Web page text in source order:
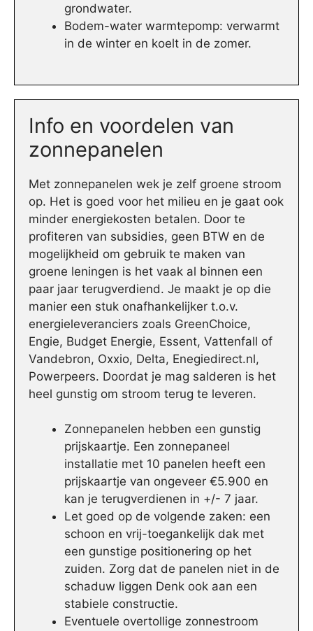
grondwater.
Bodem-water warmtepomp: verwarmt
in de winter en koelt in de zomer.
Info en voordelen van
zonnepanelen
Met zonnepanelen wek je zelf groene stroom
op. Het is goed voor het milieu en je gaat ook
minder energiekosten betalen. Door te
profiteren van subsidies, geen BTW en de
mogelijkheid om gebruik te maken van
groene leningen is het vaak al binnen een
paar jaar terugverdiend. Je maakt je op die
manier een stuk onafhankelijker t.o.v.
energieleveranciers zoals GreenChoice,
Engie, Budget Energie, Essent, Vattenfall of
Vandebron, Oxxio, Delta, Enegiedirect.nl,
Powerpeers. Doordat je mag salderen is het
heel gunstig om stroom terug te leveren.
Zonnepanelen hebben een gunstig
prijskaartje. Een zonnepaneel
installatie met 10 panelen heeft een
prijskaartje van ongeveer €5.900 en
kan je terugverdienen in +/- 7 jaar.
Let goed op de volgende zaken: een
schoon en vrij-toegankelijk dak met
een gunstige positionering op het
zuiden. Zorg dat de panelen niet in de
schaduw liggen Denk ook aan een
stabiele constructie.
Eventuele overtollige zonnestroom